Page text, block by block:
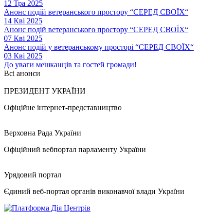
12 Тра 2025
Анонс подій ветеранського простору “СЕРЕД СВОЇХ“
14 Кві 2025
Анонс подій ветеранського простору “СЕРЕД СВОЇХ“
07 Кві 2025
Анонс подій у ветеранському просторі “СЕРЕД СВОЇХ“
03 Кві 2025
До уваги мешканців та гостей громади!
Всі анонси
ПРЕЗИДЕНТ УКРАЇНИ
Офіційне інтернет-представництво
Верховна Рада України
Офіційний вебпортал парламенту України
Урядовий портал
Єдиний веб-портал органів виконавчої влади України